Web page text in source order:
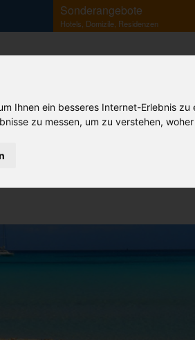
Ihnen ein besseres Internet-Erlebnis
zu messen, um zu verstehen,
Sonderangebote
Hotels, Domizile, Residenzen
Spezialist